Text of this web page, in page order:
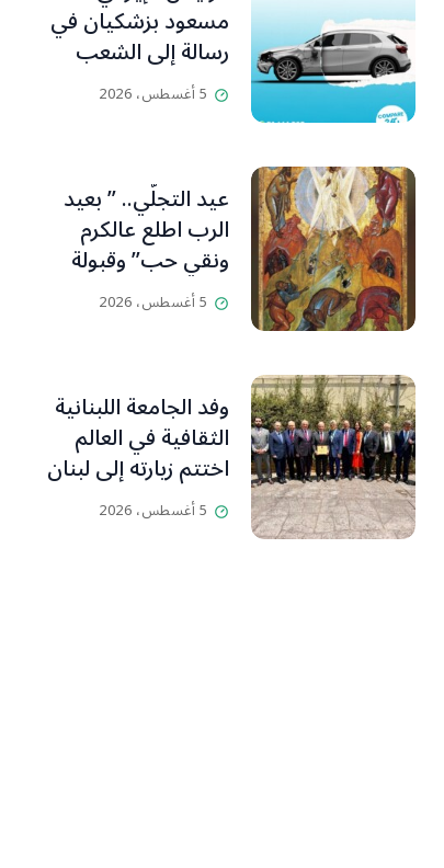
مسعود بزشكيان في
رسالة إلى الشعب
الإيراني:كل جهود
العدو تتركز على إيجاد
5 أغسطس، 2026
عيد التجلّي.. ” بعيد
الرب اطلع عالكرم
ونقي حب” وقبولة
وفرقيع
5 أغسطس، 2026
وفد الجامعة اللبنانية
الثقافية في العالم
اختتم زيارته إلى لبنان
مؤكدا: إطلاق مسار
“لبنان… اليوم التالي”
5 أغسطس، 2026